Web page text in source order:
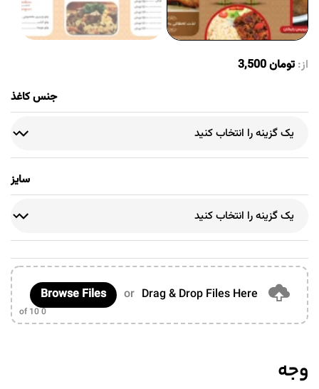
از: تومان
جنس کاغذ
سایز
Drag & Drop Files Here
or
Browse Files
0
of 10
وجه